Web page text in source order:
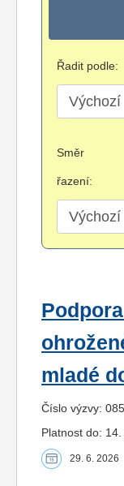
Řadit podle:
Směr
řazení:
mladé
Číslo výzvy: 085
Platnost do:
29. 6. 2026